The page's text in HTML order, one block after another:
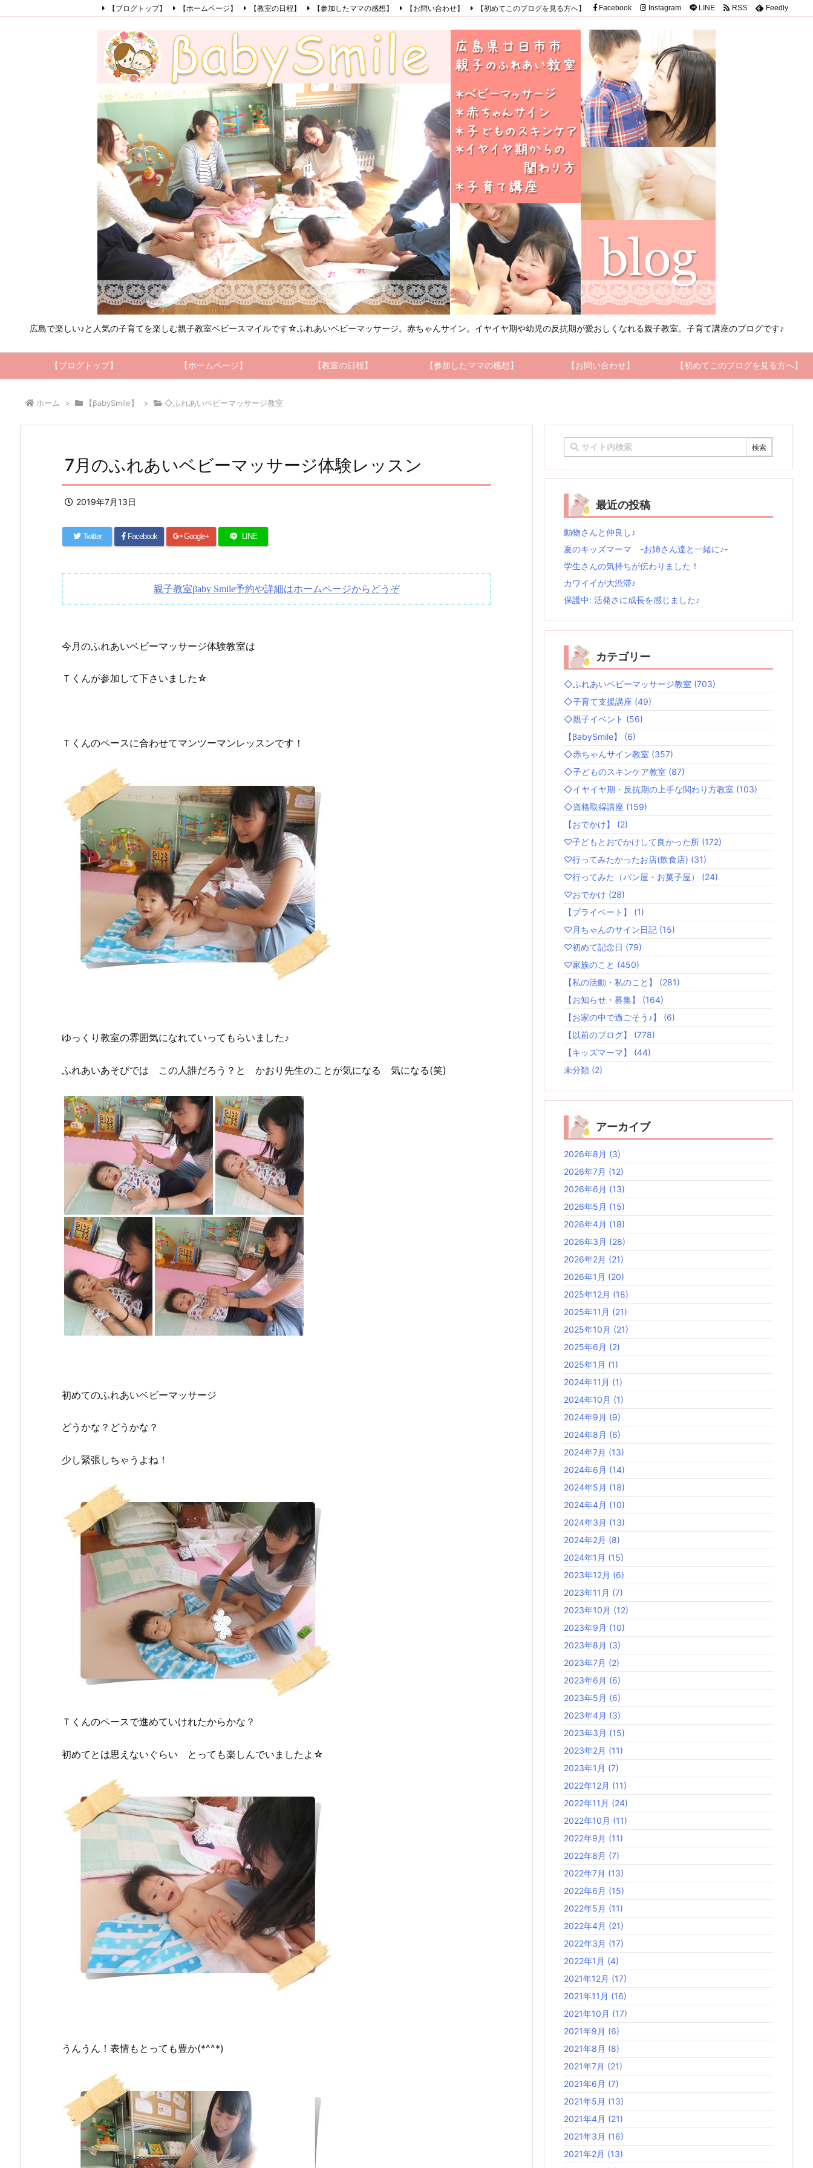
広島で楽しい♪と人気の子育てを楽しむ親子教室ベビースマイルです☆ふれあいベビーマッサージ。赤ちゃんサイン。イヤイヤ期や幼児の反抗期が愛おしくなれる親子教室。子育て講座のブログです♪
【ブログトップ】 【ホームページ】 【教室の日程】 【参加したママの感想】 【お問い合わせ】 【初めてこのブログを見る方へ】
【ブログトップ】 【ホームページ】 【教室の日程】 【参加したママの感想】 【お問い合わせ】 【初めてこのブログを見る方へ】 Facebook Instagram LINE RSS Feedly
ホーム > 【βabySmile】 > ◇ふれあいベビーマッサージ教室
7月のふれあいベビーマッサージ体験レッスン
2019年7月13日
Twitter Facebook Google+ LINE
親子教室βaby Smile予約や詳細はホームページからどうぞ
今月のふれあいベビーマッサージ体験教室は
Ｔくんが参加して下さいました☆
Ｔくんのペースに合わせてマンツーマンレッスンです！
ゆっくり教室の雰囲気になれていってもらいました♪
ふれあいあそびでは この人誰だろう？と かおり先生のことが気になる 気になる(笑)
初めてのふれあいベビーマッサージ
どうかな？どうかな？
少し緊張しちゃうよね！
Ｔくんのペースで進めていけれたからかな？
初めてとは思えないぐらい とっても楽しんでいましたよ☆
うんうん！表情もとっても豊か(*^^*)
最近の投稿
動物さんと仲良し♪
夏のキッズマーマ -お姉さん達と一緒に♪-
学生さんの気持ちが伝わりました！
カワイイが大渋滞♪
保護中: 活発さに成長を感じました♪
カテゴリー
◇ふれあいベビーマッサージ教室 (703)
◇子育て支援講座 (49)
◇親子イベント (56)
【βabySmile】 (6)
◇赤ちゃんサイン教室 (357)
◇子どものスキンケア教室 (87)
◇イヤイヤ期・反抗期の上手な関わり方教室 (103)
◇資格取得講座 (159)
【おでかけ】 (2)
♡子どもとおでかけして良かった所 (172)
♡行ってみたかったお店(飲食店) (31)
♡行ってみた（パン屋・お菓子屋） (24)
♡おでかけ (28)
【プライベート】 (1)
♡月ちゃんのサイン日記 (15)
♡初めて記念日 (79)
♡家族のこと (450)
【私の活動・私のこと】 (281)
【お知らせ・募集】 (164)
【お家の中で過ごそう♪】 (6)
【以前のブログ】 (778)
【キッズマーマ】 (44)
未分類 (2)
アーカイブ
2026年8月 (3)
2026年7月 (12)
2026年6月 (13)
2026年5月 (15)
2026年4月 (18)
2026年3月 (28)
2026年2月 (21)
2026年1月 (20)
2025年12月 (18)
2025年11月 (21)
2025年10月 (21)
2025年6月 (2)
2025年1月 (1)
2024年11月 (1)
2024年10月 (1)
2024年9月 (9)
2024年8月 (6)
2024年7月 (13)
2024年6月 (14)
2024年5月 (18)
2024年4月 (10)
2024年3月 (13)
2024年2月 (8)
2024年1月 (15)
2023年12月 (6)
2023年11月 (7)
2023年10月 (12)
2023年9月 (10)
2023年8月 (3)
2023年7月 (2)
2023年6月 (6)
2023年5月 (6)
2023年4月 (3)
2023年3月 (15)
2023年2月 (11)
2023年1月 (7)
2022年12月 (11)
2022年11月 (24)
2022年10月 (11)
2022年9月 (11)
2022年8月 (7)
2022年7月 (13)
2022年6月 (15)
2022年5月 (11)
2022年4月 (21)
2022年3月 (17)
2022年1月 (4)
2021年12月 (17)
2021年11月 (16)
2021年10月 (17)
2021年9月 (6)
2021年8月 (8)
2021年7月 (21)
2021年6月 (7)
2021年5月 (13)
2021年4月 (21)
2021年3月 (16)
2021年2月 (13)